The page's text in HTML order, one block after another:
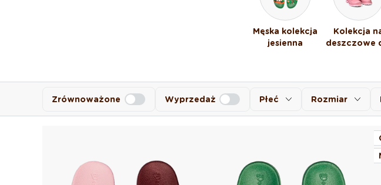
Męska kolekcja
jesienna
Kolekcja
deszczowe
Płeć Rozmiar
Zrównoważone Wyprzedaż